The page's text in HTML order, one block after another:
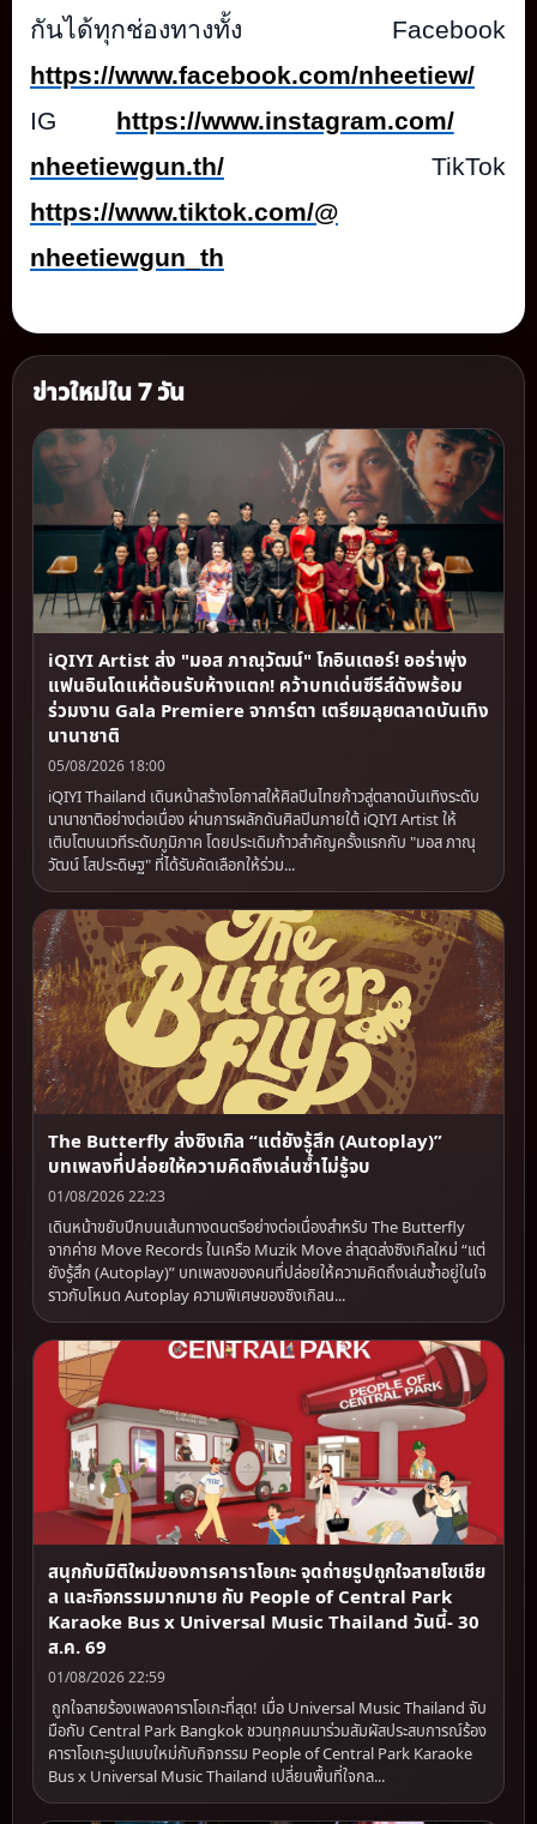
กันได้ทุกช่องทางทั้ง Facebook
https://www.facebook.com/nheetiew/
IG
https://www.instagram.com/
nheetiewgun.th/ TikTok
https://www.tiktok.com/@
nheetiewgun_th
ข่าวใหม่ใน 7 วัน
iQIYI Artist ส่ง "มอส ภาณุวัฒน์" โกอินเตอร์! ออร่าพุ่ง
แฟนอินโดแห่ต้อนรับห้างแตก! คว้าบทเด่นซีรีส์ดังพร้อม
ร่วมงาน Gala Premiere จาการ์ตา เตรียมลุยตลาดบันเทิง
นานาชาติ
05/08/2026 18:00
iQIYI Thailand เดินหน้าสร้างโอกาสให้ศิลปินไทยก้าวสู่ตลาดบันเทิงระดับ
นานาชาติอย่างต่อเนื่อง ผ่านการผลักดันศิลปินภายใต้ iQIYI Artist ให้
เติบโตบนเวทีระดับภูมิภาค โดยประเดิมก้าวสำคัญครั้งแรกกับ "มอส ภาณุ
วัฒน์ โสประดิษฐ" ที่ได้รับคัดเลือกให้ร่วม...
The Butterfly ส่งซิงเกิล “แต่ยังรู้สึก (Autoplay)”
บทเพลงที่ปล่อยให้ความคิดถึงเล่นซ้ำไม่รู้จบ
01/08/2026 22:23
เดินหน้าขยับปีกบนเส้นทางดนตรีอย่างต่อเนื่องสำหรับ The Butterfly
จากค่าย Move Records ในเครือ Muzik Move ล่าสุดส่งซิงเกิลใหม่ “แต่
ยังรู้สึก (Autoplay)” บทเพลงของคนที่ปล่อยให้ความคิดถึงเล่นซ้ำอยู่ในใจ
ราวกับโหมด Autoplay ความพิเศษของซิงเกิลน...
สนุกกับมิติใหม่ของการคาราโอเกะ จุดถ่ายรูปถูกใจสายโซเชีย
ล และกิจกรรมมากมาย กับ People of Central Park
Karaoke Bus x Universal Music Thailand วันนี้- 30
ส.ค. 69
01/08/2026 22:59
ถูกใจสายร้องเพลงคาราโอเกะที่สุด! เมื่อ Universal Music Thailand จับ
มือกับ Central Park Bangkok ชวนทุกคนมาร่วมสัมผัสประสบการณ์ร้อง
คาราโอเกะรูปแบบใหม่กับกิจกรรม People of Central Park Karaoke
Bus x Universal Music Thailand เปลี่ยนพื้นที่ใจกล...